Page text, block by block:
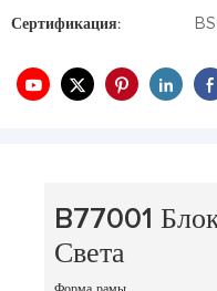
Сертификация:
B77001
Света